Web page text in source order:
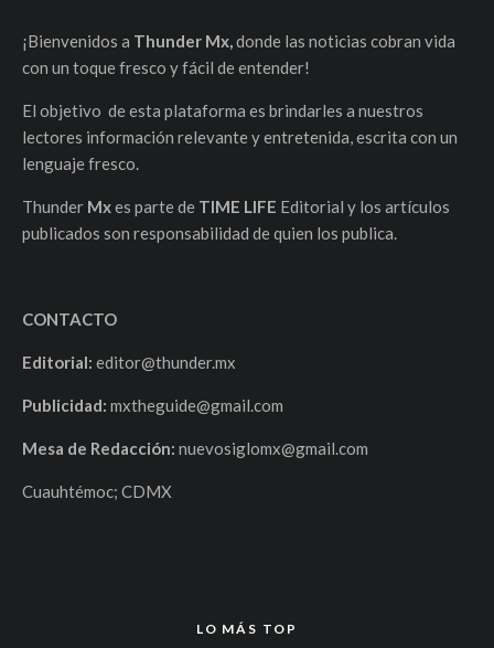
¡Bienvenidos a Thunder Mx,donde las noticias cobran vida
con un toque fresco y fácil de entender!
El objetivo de esta plataforma es brindarles a nuestros
lectores información relevante y entretenida, escrita con un
lenguaje fresco.
Thunder Mxes parte de TIME LIFE Editorial y los artículos
publicados son responsabilidad de quien los publica.
CONTACTO
Editorial: editor@thunder.mx
Publicidad: mxtheguide@gmail.com
Mesa de Redacción: nuevosiglomx@gmail.com
Cuauhtémoc; CDMX
LO MÁS TOP